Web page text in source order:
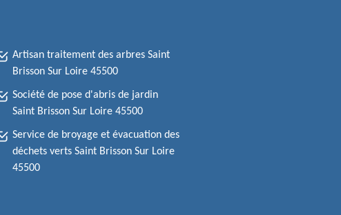
Artisan traitement des arbres Saint
Brisson Sur Loire 45500
Société de pose d'abris de jardin
Saint Brisson Sur Loire 45500
Service de broyage et évacuation des
déchets verts Saint Brisson Sur Loire
45500